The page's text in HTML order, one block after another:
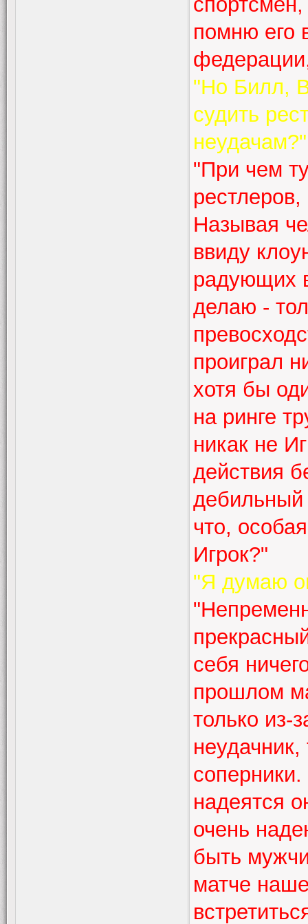
помню его
"Но Билл,
судить
неудачам?"
"При чем
рестлеров,
Называя
ввиду
радующих
делаю -
проиграл
хотя бы
на ринге
никак не
действия
дебильный
что,
Игрок?"
"Я думаю
себя
прошлом
только из-
надеятся
очень
быть
матче